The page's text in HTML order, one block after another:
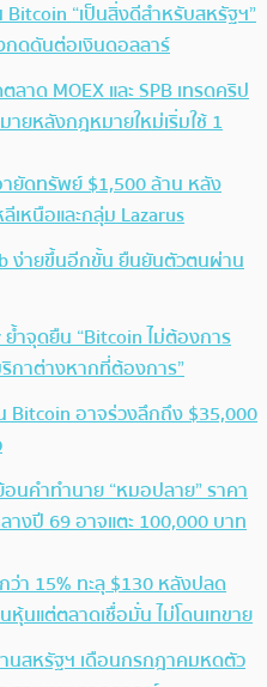
“เป็นสิ่งดีสำหรับสหรัฐฯ”
กดดันต่อเงินดอลลาร์
ลาด MOEX และ SPB เทรดคริป
ยหลังกฎหมายใหม่เริ่มใช้ 1
ยัดทรัพย์ $1,500 ล้าน หลัง
เหนือและกลุ่ม Lazarus
ง่ายขึ้นอีกขั้น ยืนยันตัวตนผ่าน
ำจุดยืน “Bitcoin ไม่ต้องการ
ริกาต่างหากที่ต้องการ”
Bitcoin อาจร่วงลึกถึง $35,000
นคำทำนาย “หมอปลาย” ราคา
างปี 69 อาจแตะ 100,000 บาท
ว่า 15% ทะลุ $130 หลังปลด
นแต่ตลาดเชื่อมั่น ไม่โดนเทขาย
นสหรัฐฯ เดือนกรกฎาคมหดตัว